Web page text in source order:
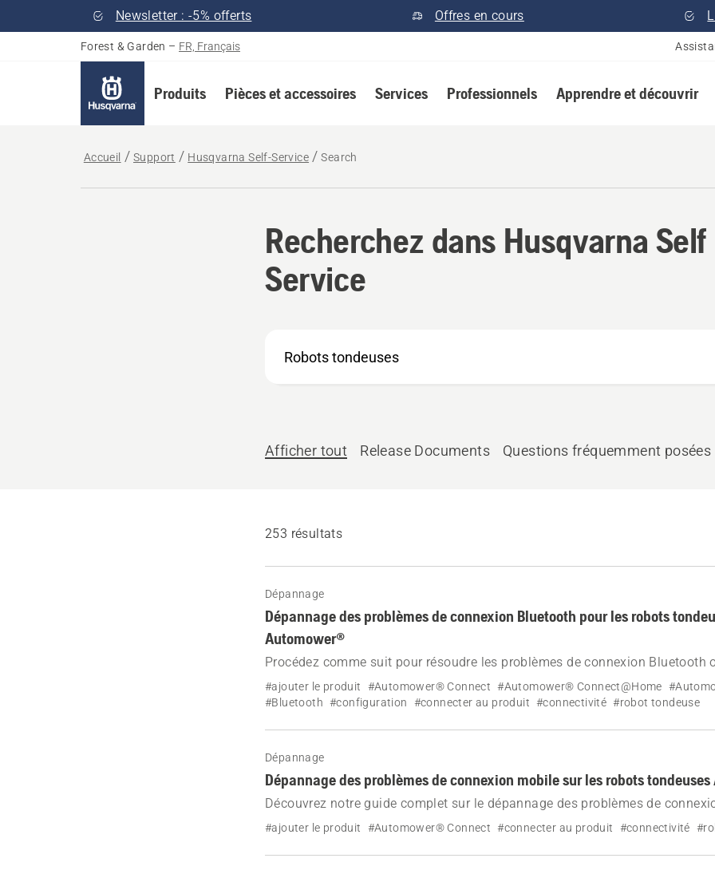
Newsletter : -5% offerts Offres en cours
Forest & Garden – FR, Français
Produits Pièces et accessoires Services Professionnels Apprendre et découvrir
Accueil Support Husqvarna Self-Service Search
Recherchez dans Husqvarna Self
Service
quoi
aider ?
Afficher tout Release Documents Questions fréquemment posées
253 résultats
Dépannage
Dépannage des problèmes de connexion Bluetooth pour les robots
Automower®
Procédez comme suit pour résoudre les problèmes de connexion Bluetooth
avec votre robot tondeuse Automower® Husqvarna.
#ajouter le produit #Automower® Connect #Automower® Connect@Home
#Bluetooth #configuration #connecter au produit #connectivité #robot tondeuse
Dépannage
Dépannage des problèmes de connexion mobile sur les robots
Découvrez notre guide complet sur le dépannage des problèmes de
les robots tondeuses Automower®. Informez-vous sur les causes, les effets
#ajouter le produit #Automower® Connect #connecter au produit #connectivité